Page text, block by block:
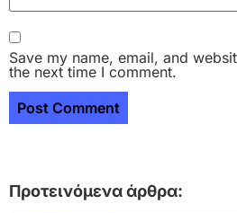
Save my name, email, and
the next time I comment.
Προτεινόμενα άρθρα: